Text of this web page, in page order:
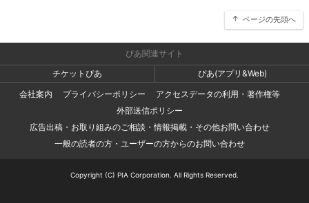
ページの先頭へ
ぴあ関連サイト
チケットぴあ
ぴあ(アプリ&Web)
会社案内
プライバシーポリシー
アクセスデータの利用・著作権等
外部送信ポリシー
広告出稿・お取り組みのご相談・情報掲載・その他お問い合わせ
一般の読者の方・ユーザーの方からのお問い合わせ
Copyright (C) PIA Corporation. All Rights Reserved.